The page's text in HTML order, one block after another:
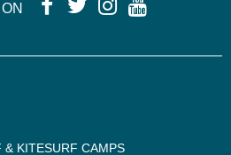
ON
& KITESURF CAMPS